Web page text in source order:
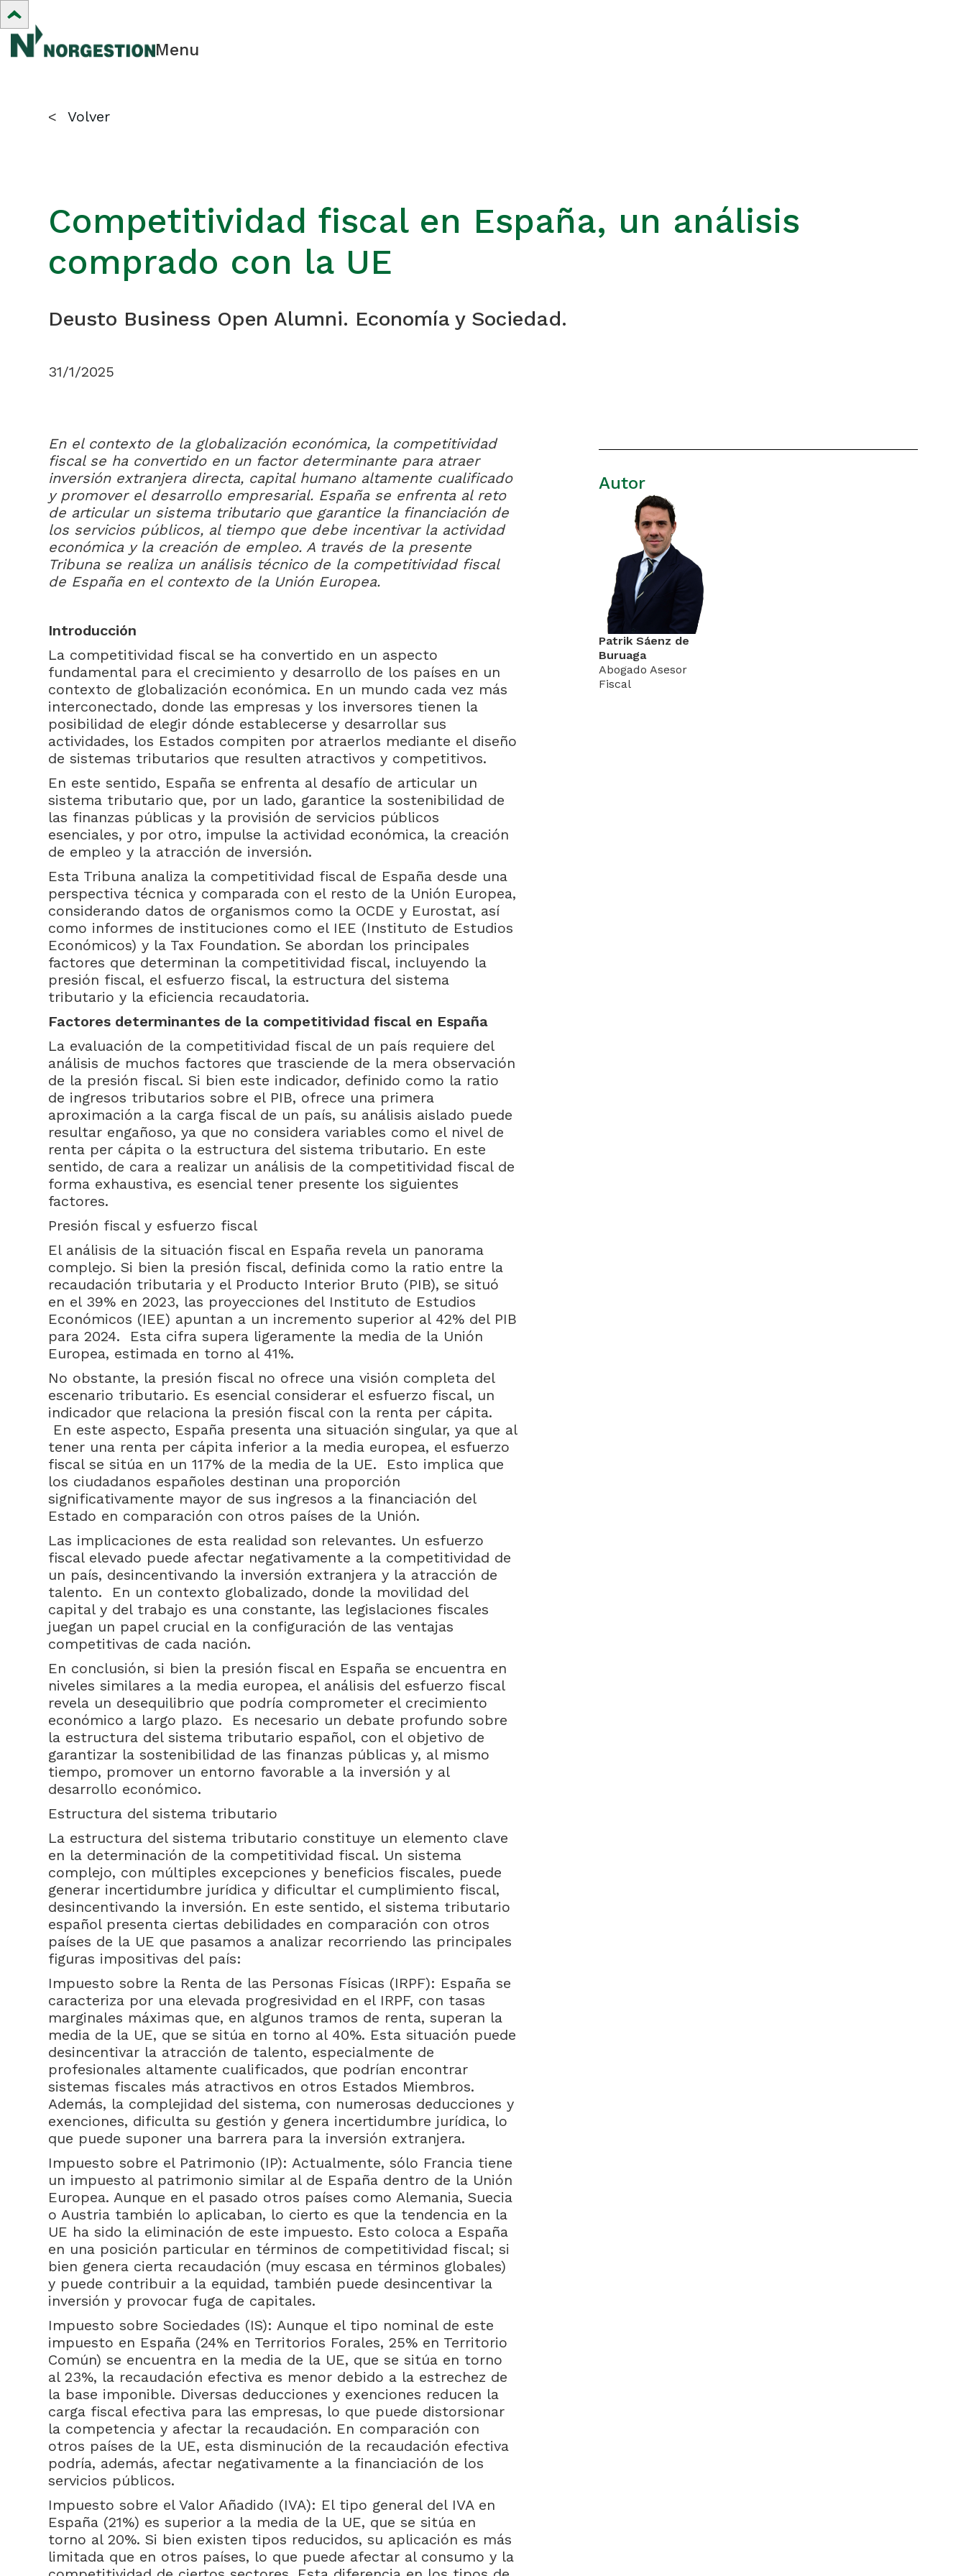
Menu
< Volver
Competitividad fiscal en España, un análisis
comprado con la UE
Deusto Business Open Alumni. Economía y Sociedad.
31/1/2025
En el contexto de la globalización económica, la competitividad
fiscal se ha convertido en un factor determinante para atraer
inversión extranjera directa, capital humano altamente cualificado
y promover el desarrollo empresarial. España se enfrenta al reto
de articular un sistema tributario que garantice la financiación de
los servicios públicos, al tiempo que debe incentivar la actividad
económica y la creación de empleo. A través de la presente
Tribuna se realiza un análisis técnico de la competitividad fiscal
de España en el contexto de la Unión Europea.
Introducción
La competitividad fiscal se ha convertido en un aspecto
fundamental para el crecimiento y desarrollo de los países en un
contexto de globalización económica. En un mundo cada vez más
interconectado, donde las empresas y los inversores tienen la
posibilidad de elegir dónde establecerse y desarrollar sus
actividades, los Estados compiten por atraerlos mediante el diseño
de sistemas tributarios que resulten atractivos y competitivos.
En este sentido, España se enfrenta al desafío de articular un
sistema tributario que, por un lado, garantice la sostenibilidad de
las finanzas públicas y la provisión de servicios públicos
esenciales, y por otro, impulse la actividad económica, la creación
de empleo y la atracción de inversión.
Esta Tribuna analiza la competitividad fiscal de España desde una
perspectiva técnica y comparada con el resto de la Unión Europea,
considerando datos de organismos como la OCDE y Eurostat, así
como informes de instituciones como el IEE (Instituto de Estudios
Económicos) y la Tax Foundation. Se abordan los principales
factores que determinan la competitividad fiscal, incluyendo la
presión fiscal, el esfuerzo fiscal, la estructura del sistema
tributario y la eficiencia recaudatoria.
Factores determinantes de la competitividad fiscal en España
La evaluación de la competitividad fiscal de un país requiere del
análisis de muchos factores que trasciende de la mera observación
de la presión fiscal. Si bien este indicador, definido como la ratio
de ingresos tributarios sobre el PIB, ofrece una primera
aproximación a la carga fiscal de un país, su análisis aislado puede
resultar engañoso, ya que no considera variables como el nivel de
renta per cápita o la estructura del sistema tributario. En este
sentido, de cara a realizar un análisis de la competitividad fiscal de
forma exhaustiva, es esencial tener presente los siguientes
factores.
Presión fiscal y esfuerzo fiscal
El análisis de la situación fiscal en España revela un panorama
complejo. Si bien la presión fiscal, definida como la ratio entre la
recaudación tributaria y el Producto Interior Bruto (PIB), se situó
en el 39% en 2023, las proyecciones del Instituto de Estudios
Económicos (IEE) apuntan a un incremento superior al 42% del PIB
para 2024. Esta cifra supera ligeramente la media de la Unión
Europea, estimada en torno al 41%.
No obstante, la presión fiscal no ofrece una visión completa del
escenario tributario. Es esencial considerar el esfuerzo fiscal, un
indicador que relaciona la presión fiscal con la renta per cápita.
En este aspecto, España presenta una situación singular, ya que al
tener una renta per cápita inferior a la media europea, el esfuerzo
fiscal se sitúa en un 117% de la media de la UE. Esto implica que
los ciudadanos españoles destinan una proporción
significativamente mayor de sus ingresos a la financiación del
Estado en comparación con otros países de la Unión.
Las implicaciones de esta realidad son relevantes. Un esfuerzo
fiscal elevado puede afectar negativamente a la competitividad de
un país, desincentivando la inversión extranjera y la atracción de
talento. En un contexto globalizado, donde la movilidad del
capital y del trabajo es una constante, las legislaciones fiscales
juegan un papel crucial en la configuración de las ventajas
competitivas de cada nación.
En conclusión, si bien la presión fiscal en España se encuentra en
niveles similares a la media europea, el análisis del esfuerzo fiscal
revela un desequilibrio que podría comprometer el crecimiento
económico a largo plazo. Es necesario un debate profundo sobre
la estructura del sistema tributario español, con el objetivo de
garantizar la sostenibilidad de las finanzas públicas y, al mismo
tiempo, promover un entorno favorable a la inversión y al
desarrollo económico.
Estructura del sistema tributario
La estructura del sistema tributario constituye un elemento clave
en la determinación de la competitividad fiscal. Un sistema
complejo, con múltiples excepciones y beneficios fiscales, puede
generar incertidumbre jurídica y dificultar el cumplimiento fiscal,
desincentivando la inversión. En este sentido, el sistema tributario
español presenta ciertas debilidades en comparación con otros
países de la UE que pasamos a analizar recorriendo las principales
figuras impositivas del país:
Impuesto sobre la Renta de las Personas Físicas (IRPF): España se
caracteriza por una elevada progresividad en el IRPF, con tasas
marginales máximas que, en algunos tramos de renta, superan la
media de la UE, que se sitúa en torno al 40%. Esta situación puede
desincentivar la atracción de talento, especialmente de
profesionales altamente cualificados, que podrían encontrar
sistemas fiscales más atractivos en otros Estados Miembros.
Además, la complejidad del sistema, con numerosas deducciones y
exenciones, dificulta su gestión y genera incertidumbre jurídica, lo
que puede suponer una barrera para la inversión extranjera.
Impuesto sobre el Patrimonio (IP): Actualmente, sólo Francia tiene
un impuesto al patrimonio similar al de España dentro de la Unión
Europea. Aunque en el pasado otros países como Alemania, Suecia
o Austria también lo aplicaban, lo cierto es que la tendencia en la
UE ha sido la eliminación de este impuesto. Esto coloca a España
en una posición particular en términos de competitividad fiscal; si
bien genera cierta recaudación (muy escasa en términos globales)
y puede contribuir a la equidad, también puede desincentivar la
inversión y provocar fuga de capitales.
Impuesto sobre Sociedades (IS): Aunque el tipo nominal de este
impuesto en España (24% en Territorios Forales, 25% en Territorio
Común) se encuentra en la media de la UE, que se sitúa en torno
al 23%, la recaudación efectiva es menor debido a la estrechez de
la base imponible. Diversas deducciones y exenciones reducen la
carga fiscal efectiva para las empresas, lo que puede distorsionar
la competencia y afectar la recaudación. En comparación con
otros países de la UE, esta disminución de la recaudación efectiva
podría, además, afectar negativamente a la financiación de los
servicios públicos.
Impuesto sobre el Valor Añadido (IVA): El tipo general del IVA en
España (21%) es superior a la media de la UE, que se sitúa en
torno al 20%. Si bien existen tipos reducidos, su aplicación es más
limitada que en otros países, lo que puede afectar al consumo y la
Autor
Patrik Sáenz de
Buruaga
Abogado Asesor
Fiscal